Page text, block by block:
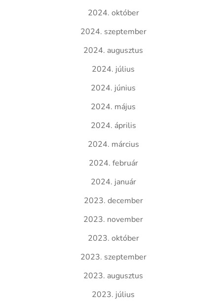
2024. október
2024. szeptember
2024. augusztus
2024. július
2024. június
2024. május
2024. április
2024. március
2024. február
2024. január
2023. december
2023. november
2023. október
2023. szeptember
2023. augusztus
2023. július